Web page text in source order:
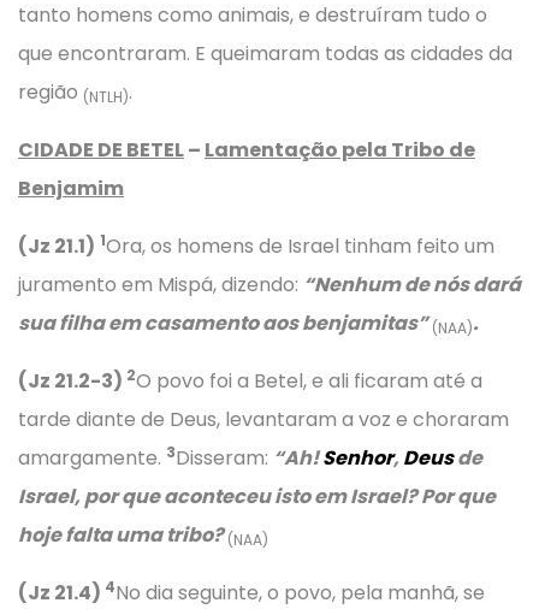
tanto homens como animais, e destruíram tudo o
que encontraram. E queimaram todas as cidades da
região (NTLH).
CIDADE DE BETEL– Lamentação pela Tribo de
Benjamim
(Jz 21.1) 1Ora, os homens de Israel tinham feito um
juramento em Mispá, dizendo: “Nenhum de nós dará
sua filha em casamento aos benjamitas” (NAA).
(Jz 21.2-3) 2O povo foi a Betel, e ali ficaram até a
tarde diante de Deus, levantaram a voz e choraram
amargamente. 3Disseram: “Ah!Senhor,Deusde
Israel, por que aconteceu isto em Israel? Por que
hoje falta uma tribo?(NAA)
(Jz 21.4) 4No dia seguinte, o povo, pela manhã, se